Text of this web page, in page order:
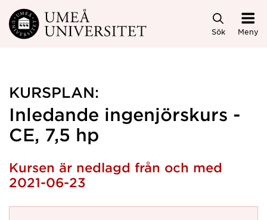
Hoppa direkt till innehållet
Sök Meny
KURSPLAN:
Inledande ingenjörskurs -
CE, 7,5 hp
Kursen är nedlagd från och med
2021-06-23